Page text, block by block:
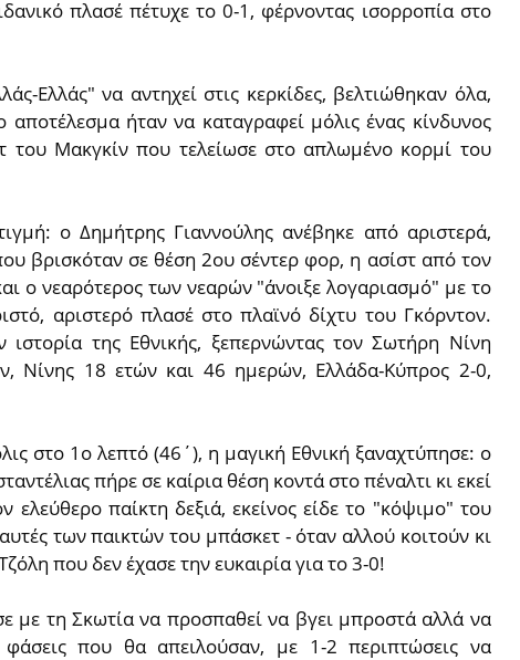
πλασέ πέτυχε το 0-1, φέρνοντας ισορροπία στο
Ελλάς" να αντηχεί στις κερκίδες, βελτιώθηκαν όλα,
αποτέλεσμα ήταν να καταγραφεί μόλις ένας κίνδυνος
του Μακγκίν που τελείωσε στο απλωμένο κορμί του
ο Δημήτρης Γιαννούλης ανέβηκε από αριστερά,
βρισκόταν σε θέση 2ου σέντερ φορ, η ασίστ από τον
ο νεαρότερος των νεαρών "άνοιξε λογαριασμό" με το
αριστερό πλασέ στο πλαϊνό δίχτυ του Γκόρντον.
ιστορία της Εθνικής, ξεπερνώντας τον Σωτήρη Νίνη
Νίνης 18 ετών και 46 ημερών, Ελλάδα-Κύπρος 2-0,
στο 1ο λεπτό (46΄), η μαγική Εθνική ξαναχτύπησε: ο
πήρε σε καίρια θέση κοντά στο πέναλτι κι εκεί
ελεύθερο παίκτη δεξιά, εκείνος είδε το "κόψιμο" του
των παικτών του μπάσκετ - όταν αλλού κοιτούν κι
που δεν έχασε την ευκαιρία για το 3-0!
με τη Σκωτία να προσπαθεί να βγει μπροστά αλλά να
που θα απειλούσαν, με 1-2 περιπτώσεις να